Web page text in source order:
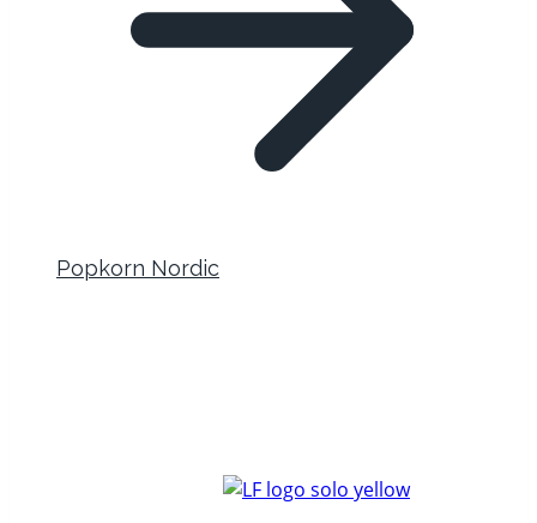
Popkorn Nordic